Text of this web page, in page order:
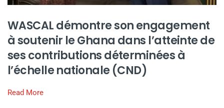
WASCAL démontre son engagement
à soutenir le Ghana dans l’atteinte de
ses contributions déterminées à
l’échelle nationale (CND)
Read More